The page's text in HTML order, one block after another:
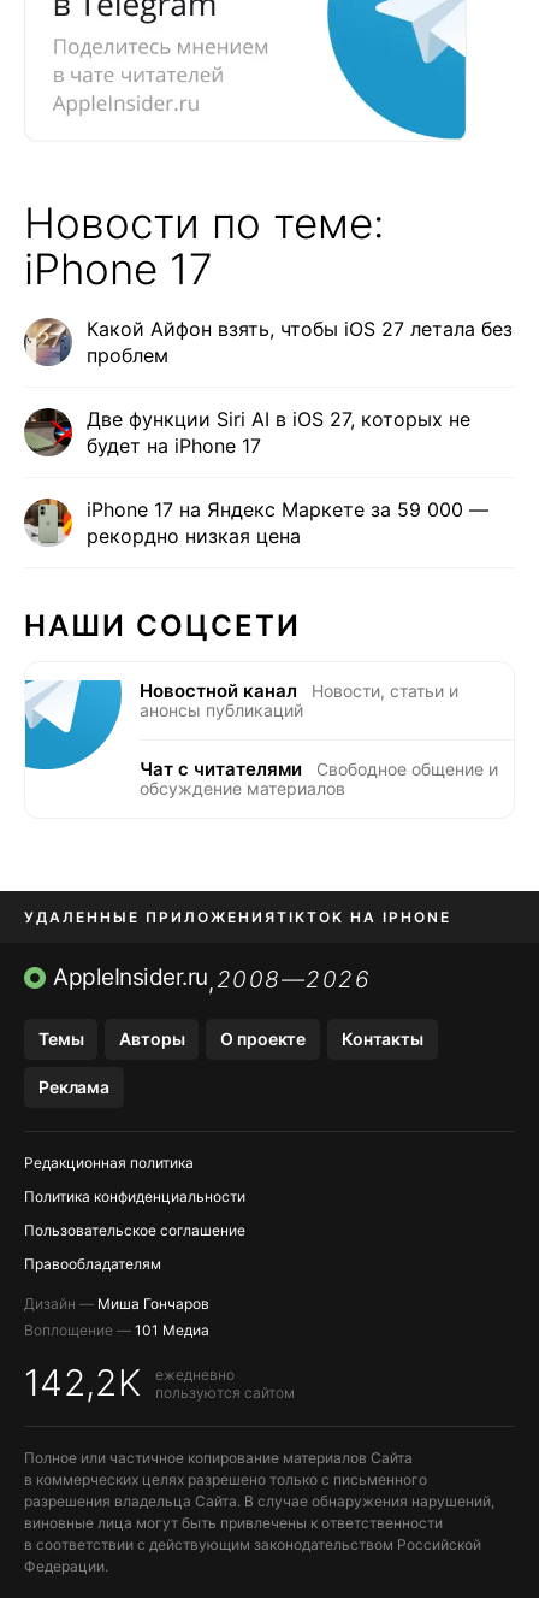
Новости по теме:
iPhone 17
Какой Айфон взять, чтобы iOS 27 летала без
проблем
Две функции Siri AI в iOS 27, которых не
будет на iPhone 17
iPhone 17 на Яндекс Маркете за 59 000 —
рекордно низкая цена
НАШИ СОЦСЕТИ
Новостной канал
Новости, статьи и
анонсы публикаций
Чат с читателями
Свободное общение и
обсуждение материалов
УДАЛЕННЫЕ ПРИЛОЖЕНИЯTIKTOK НА IPHONE
ПРИЛОЖЕНИЯ БЕЗ APP STORE
AppleInsider.ru,2008—2026
Темы Авторы О проекте Контакты
Реклама
Редакционная политика
Политика конфиденциальности
Пользовательское соглашение
Правообладателям
Дизайн — Миша Гончаров
Воплощение — 101 Медиа
142,2K
ежедневно
пользуются сайтом
Полное или частичное копирование материалов Сайта
в коммерческих целях разрешено только с письменного
разрешения владельца Сайта. В случае обнаружения нарушений,
виновные лица могут быть привлечены к ответственности
в соответствии с действующим законодательством Российской
Федерации.